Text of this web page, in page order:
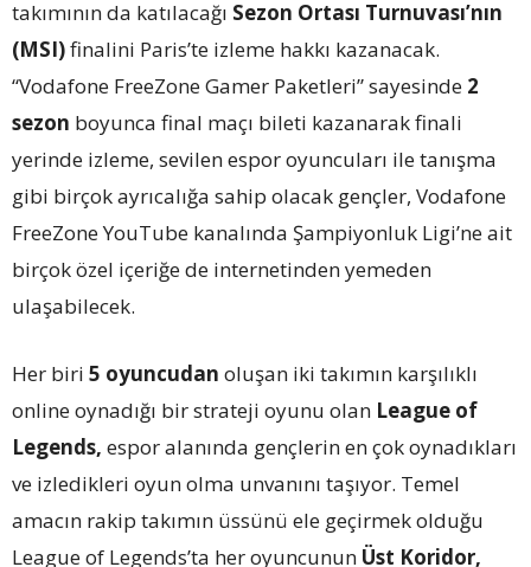
takımının da katılacağı Sezon Ortası Turnuvası’nın
(MSI)finalini Paris’te izleme hakkı kazanacak.
“Vodafone FreeZone Gamer Paketleri” sayesinde 2
sezon boyunca final maçı bileti kazanarak finali
yerinde izleme, sevilen espor oyuncuları ile tanışma
gibi birçok ayrıcalığa sahip olacak gençler, Vodafone
FreeZone YouTube kanalında Şampiyonluk Ligi’ne ait
birçok özel içeriğe de internetinden yemeden
ulaşabilecek.
Her biri 5 oyuncudan oluşan iki takımın karşılıklı
online oynadığı bir strateji oyunu olan League of
Legends, espor alanında gençlerin en çok oynadıkları
ve izledikleri oyun olma unvanını taşıyor. Temel
amacın rakip takımın üssünü ele geçirmek olduğu
League of Legends’ta her oyuncunun Üst Koridor,